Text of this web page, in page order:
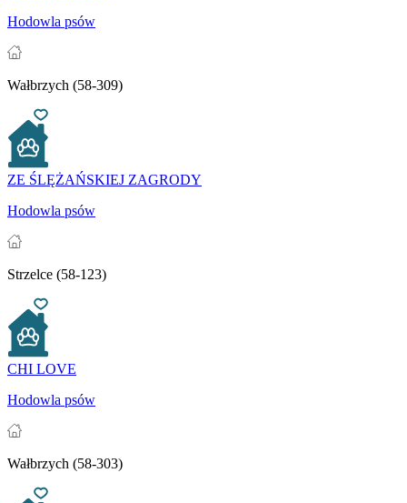
Hodowla psów
Wałbrzych (58-309)
ZE ŚLĘŻAŃSKIEJ ZAGRODY
Hodowla psów
Strzelce (58-123)
CHI LOVE
Hodowla psów
Wałbrzych (58-303)